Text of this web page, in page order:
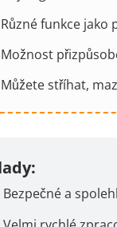
Různé funkce jako
Možnost
Můžete stříhat,
Bezpečné a